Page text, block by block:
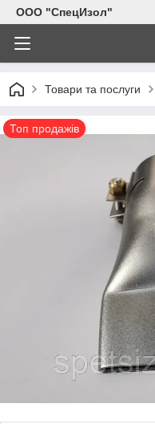
ООО "СпецИзол"
Товари та послуги
Топ продажів